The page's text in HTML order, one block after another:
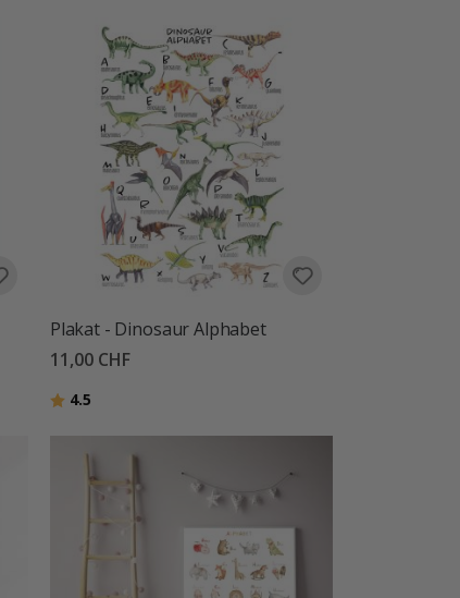
Plakat - Dinosaur Alphabet
11,00 CHF
Bewertung:
4.5